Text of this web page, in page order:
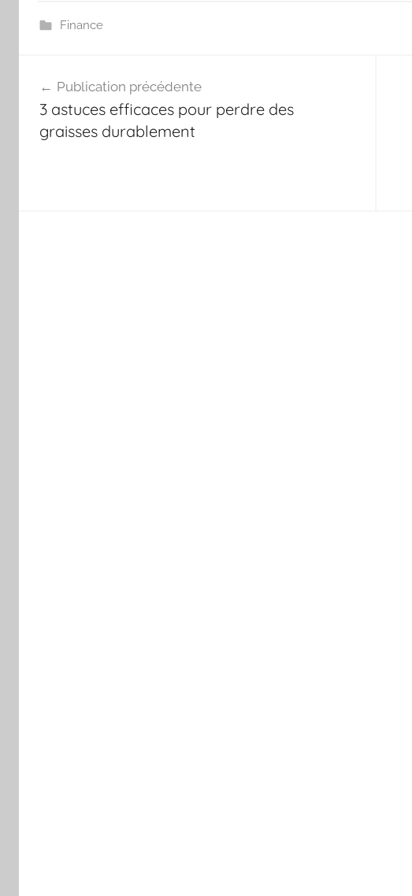
Finance
de
l’article
Publication précédente
3 astuces efficaces pour perdre des
graisses durablement